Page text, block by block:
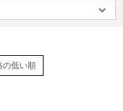
の低い順